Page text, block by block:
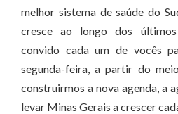
melhor sistema de saúde do
cresce ao longo dos
convido cada um de vocês
segunda-feira, a partir do
construirmos a nova agenda, a
levar Minas Gerais a crescer